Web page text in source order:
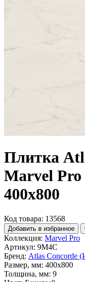
Плитка
Marvel Pro
400x800
Код товара: 13568
Добавить в избранное
Коллекция: Marvel Pro
Артикул: 9M4C
Бренд: Atlas Concorde
Размер, мм: 400x800
Толщина, мм: 9